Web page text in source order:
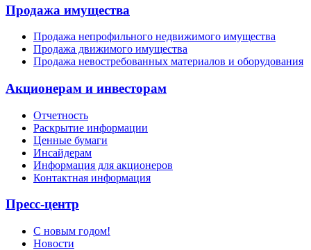
Продажа имущества
Продажа непрофильного недвижимого имущества
Продажа движимого имущества
Продажа невостребованных материалов и оборудования
Акционерам и инвесторам
Отчетность
Раскрытие информации
Ценные бумаги
Инсайдерам
Информация для акционеров
Контактная информация
Пресс-центр
С новым годом!
Новости